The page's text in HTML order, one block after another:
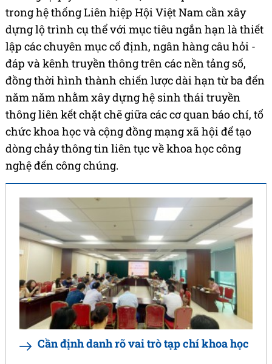
trong hệ thống Liên hiệp Hội Việt Nam cần xây
dựng lộ trình cụ thể với mục tiêu ngắn hạn là thiết
lập các chuyên mục cố định, ngân hàng câu hỏi -
đáp và kênh truyền thông trên các nền tảng số,
đồng thời hình thành chiến lược dài hạn từ ba đến
năm năm nhằm xây dựng hệ sinh thái truyền
thông liên kết chặt chẽ giữa các cơ quan báo chí, tổ
chức khoa học và cộng đồng mạng xã hội để tạo
dòng chảy thông tin liên tục về khoa học công
nghệ đến công chúng.
Cần định danh rõ vai trò tạp chí khoa học